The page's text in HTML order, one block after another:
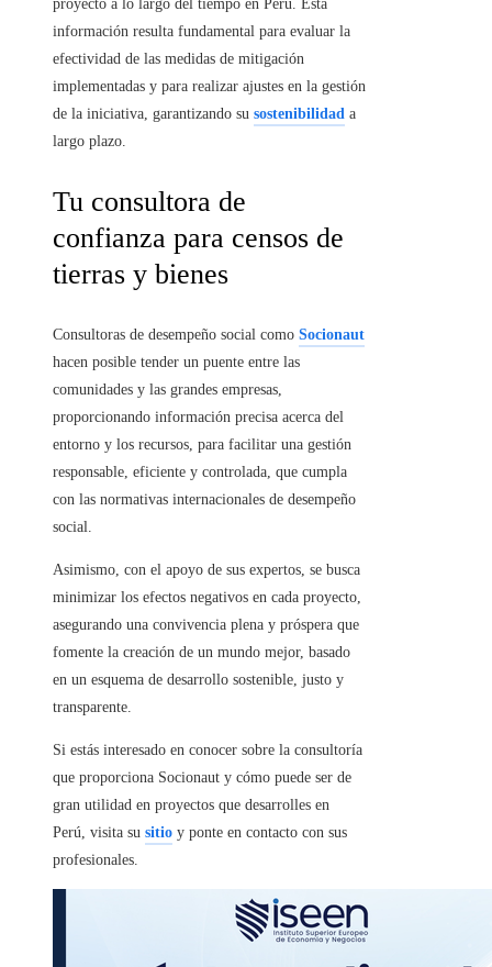
proyecto a lo largo del tiempo en Perú. Esta
información resulta fundamental para evaluar la
efectividad de las medidas de mitigación
implementadas y para realizar ajustes en la gestión
de la iniciativa, garantizando su sostenibilidad a
largo plazo.
Tu consultora de
confianza para censos de
tierras y bienes
Consultoras de desempeño social como Socionaut
hacen posible tender un puente entre las
comunidades y las grandes empresas,
proporcionando información precisa acerca del
entorno y los recursos, para facilitar una gestión
responsable, eficiente y controlada, que cumpla
con las normativas internacionales de desempeño
social.
Asimismo, con el apoyo de sus expertos, se busca
minimizar los efectos negativos en cada proyecto,
asegurando una convivencia plena y próspera que
fomente la creación de un mundo mejor, basado
en un esquema de desarrollo sostenible, justo y
transparente.
Si estás interesado en conocer sobre la consultoría
que proporciona Socionaut y cómo puede ser de
gran utilidad en proyectos que desarrolles en
Perú, visita su sitio y ponte en contacto con sus
profesionales.